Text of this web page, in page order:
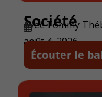
Société
Avec Tommy
août 4, 2026
Écouter le